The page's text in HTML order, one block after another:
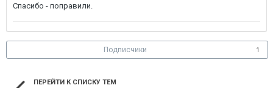
Спасибо - поправили.
Подписчики 1
ПЕРЕЙТИ К СПИСКУ ТЕМ